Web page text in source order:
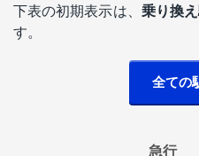
下表の初期表示は、 乗り換
す。
急行